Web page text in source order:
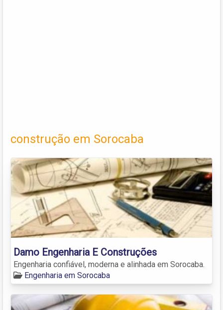
construção em Sorocaba
Damo Engenharia E Construções
Engenharia confiável, moderna e alinhada em Sorocaba.
Engenharia em Sorocaba